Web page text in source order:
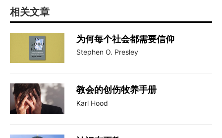
相关文章
为何每个社会都需要信仰
Stephen O. Presley
教会的创伤牧养手册
Karl Hood